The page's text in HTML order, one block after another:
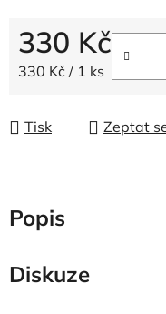
330 Kč
Měrná cena:
330 Kč / 1 ks
Tisk Zeptat
Popis
Diskuze